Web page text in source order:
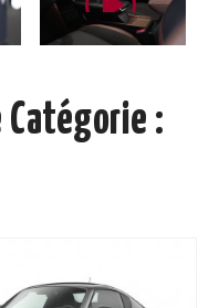
Catégorie :